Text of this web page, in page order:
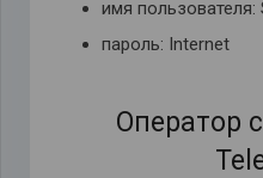
имя пользователя:
пароль: Internet
Оператор